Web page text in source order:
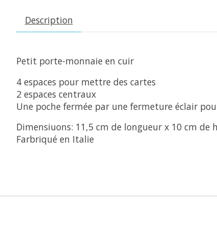
Description
Petit porte-monnaie en cuir
4 espaces pour mettre des cartes
2 espaces centraux
Une poche fermée par une fermeture éclair
Dimensiuons: 11,5 cm de longueur x 10 cm de
Farbriqué en Italie